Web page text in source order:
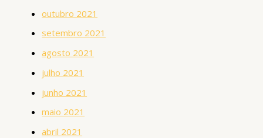
outubro 2021
setembro 2021
agosto 2021
julho 2021
junho 2021
maio 2021
abril 2021